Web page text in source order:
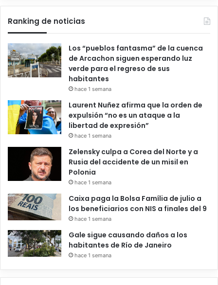
Ranking de noticias
Los “pueblos fantasma” de la cuenca
de Arcachon siguen esperando luz
verde para el regreso de sus
habitantes
hace 1 semana
Laurent Nuñez afirma que la orden de
expulsión “no es un ataque a la
libertad de expresión”
hace 1 semana
Zelensky culpa a Corea del Norte y a
Rusia del accidente de un misil en
Polonia
hace 1 semana
Caixa paga la Bolsa Família de julio a
los beneficiarios con NIS a finales del 9
hace 1 semana
Gale sigue causando daños a los
habitantes de Río de Janeiro
hace 1 semana